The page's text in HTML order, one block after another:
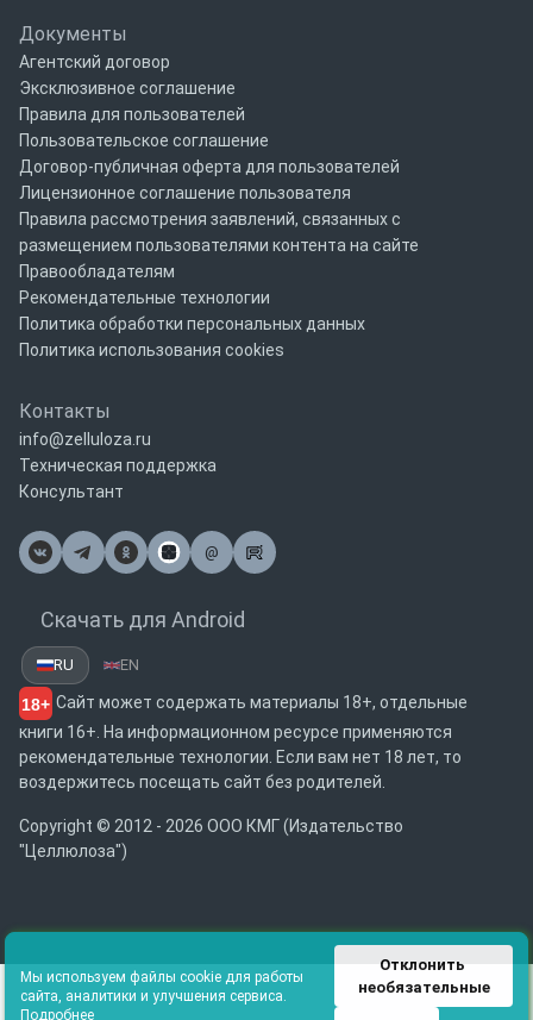
Документы
Агентский договор
Эксклюзивное соглашение
Правила для пользователей
Пользовательское соглашение
Договор-публичная оферта для пользователей
Лицензионное соглашение пользователя
Правила рассмотрения заявлений, связанных с
размещением пользователями контента на сайте
Правообладателям
Рекомендательные технологии
Политика обработки персональных данных
Политика использования cookies
Контакты
info@zelluloza.ru
Техническая поддержка
Консультант
@
Почта
Скачать для Android
RU EN
18+ Сайт может содержать материалы 18+, отдельные
книги 16+. На информационном ресурсе применяются
рекомендательные технологии. Если вам нет 18 лет, то
воздержитесь посещать сайт без родителей.
Copyright © 2012 - 2026 ООО КМГ (Издательство
"Целлюлоза")
Мы используем файлы cookie для работы
сайта, аналитики и улучшения сервиса.
Подробнее
Отклонить
необязательные